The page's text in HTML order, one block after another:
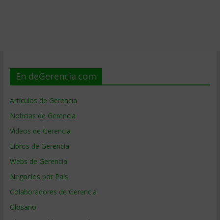
En deGerencia.com
Artículos de Gerencia
Noticias de Gerencia
Videos de Gerencia
Libros de Gerencia
Webs de Gerencia
Negocios por País
Colaboradores de Gerencia
Glosario